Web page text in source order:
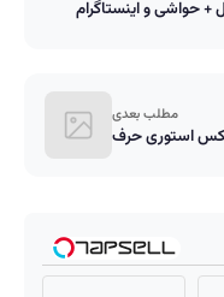
+ حواشی و اینستاگرام
مطلب بعدی